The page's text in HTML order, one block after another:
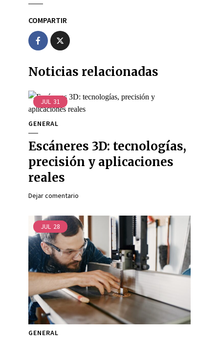
COMPARTIR
Noticias relacionadas
JUL 31
GENERAL
Escáneres 3D: tecnologías,
precisión y aplicaciones
reales
Dejar comentario
JUL 28
GENERAL